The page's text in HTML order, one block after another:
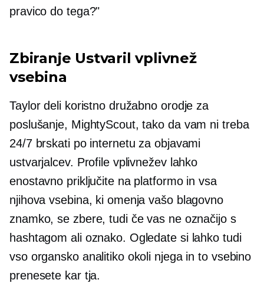
pravico do tega?"
Zbiranje Ustvaril vplivnež
vsebina
Taylor deli koristno družabno orodje za
poslušanje, MightyScout, tako da vam ni treba
24/7 brskati po internetu za objavami
ustvarjalcev. Profile vplivnežev lahko
enostavno priključite na platformo in vsa
njihova vsebina, ki omenja vašo blagovno
znamko, se zbere, tudi če vas ne označijo s
hashtagom ali oznako. Ogledate si lahko tudi
vso organsko analitiko okoli njega in to vsebino
prenesete kar tja.